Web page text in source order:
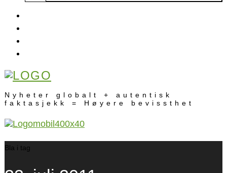
Nyheter globalt + autentisk
faktasjekk = Høyere bevissthet
Bla i tag